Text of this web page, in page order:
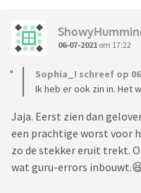
06-07-2021 om 17:22
Sophia_! schreef op
Ik heb er ook zin in. Het
Jaja. Eerst zien dan
een prachtige worst voor
zo de stekker eruit trekt.
wat guru-errors